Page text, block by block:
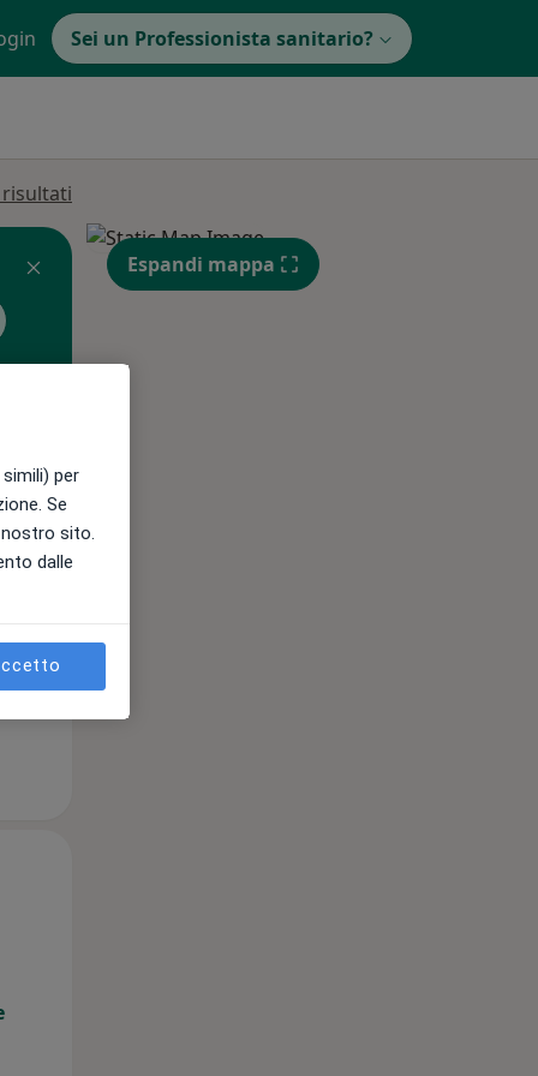
Sei un Professionista sanitario?
13 Ago
Espandi mappa
per
Se
sito.
dalle